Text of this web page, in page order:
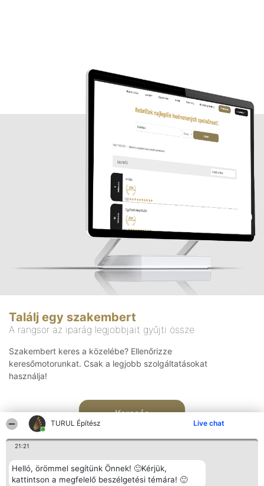
TURUL Építész Live chat
21:21
Helló, örömmel segítünk Önnek! 🙂Kérjük,
kattintson a megfelelő beszélgetési témára! 🙂
Találj egy szakembert
A rangsor az iparág legjobbjait gyűjti össze
Szakembert keres a közelébe? Ellenőrizze
keresőmotorunkat. Csak a legjobb szolgáltatásokat
használja!
Keresés